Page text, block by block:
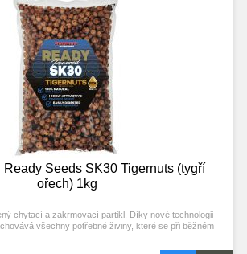
Ready Seeds SK30 Tigernuts (tygří
ořech) 1kg
chytací a zakrmovací partikl. Díky nové technologii
všechny potřebné živiny, které se při běžném
metodou pro zachování jejich maximální atraktivity.